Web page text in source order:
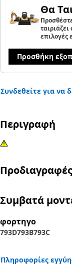
Θα
επιλογές
Προσθήκη
Συνδεθείτε για να
Περιγραφή
Προδιαγραφές
Συμβατά
φορτηγο
793D793B793C
Πληροφορίες